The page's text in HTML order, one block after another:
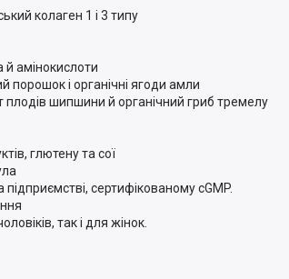
колаген 1 і 3 типу
й амінокислоти
порошок і органічні ягоди амли
плодів шипшини й органічний гриб тремелу
глютену та сої
сертифікованому cGMP.
так і для жінок.